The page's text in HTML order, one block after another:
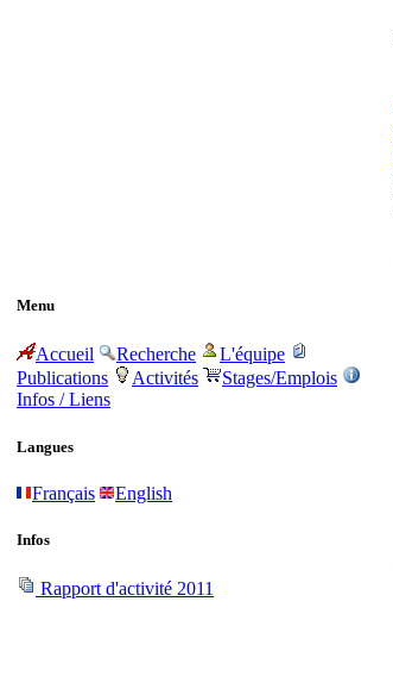
Menu
Accueil Recherche
L'équipe
Publications
Activités
Stages/Emplois
Infos / Liens
Langues
Français English
Infos
Rapport d'activité 2011